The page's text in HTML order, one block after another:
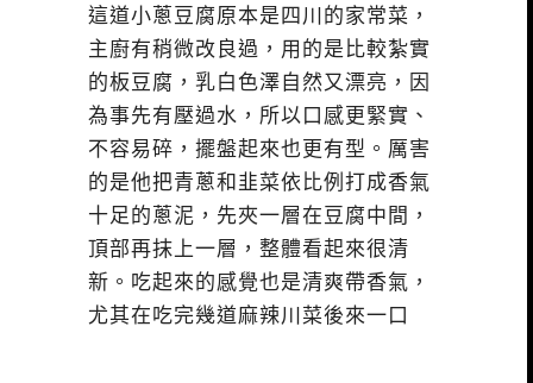
這道小蔥豆腐原本是四川的家常菜，
主廚有稍微改良過，用的是比較紮實
的板豆腐，乳白色澤自然又漂亮，因
為事先有壓過水，所以口感更緊實、
不容易碎，擺盤起來也更有型。厲害
的是他把青蔥和韭菜依比例打成香氣
十足的蔥泥，先夾一層在豆腐中間，
頂部再抹上一層，整體看起來很清
新。吃起來的感覺也是清爽帶香氣，
尤其在吃完幾道麻辣川菜後來一口